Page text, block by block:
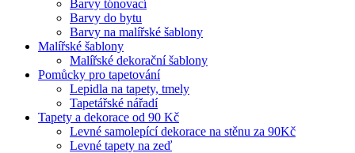
Barvy tónovací
Barvy do bytu
Barvy na malířské šablony
Malířské šablony
Malířské dekorační šablony
Pomůcky pro tapetování
Lepidla na tapety, tmely
Tapetářské nářadí
Tapety a dekorace od 90 Kč
Levné samolepící dekorace na stěnu za 90Kč
Levné tapety na zeď